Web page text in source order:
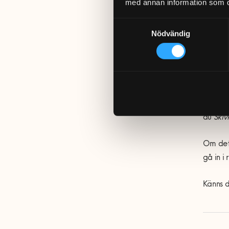
med annan information som
Nödvändig
igen.
du
Om
gå in i
Känns